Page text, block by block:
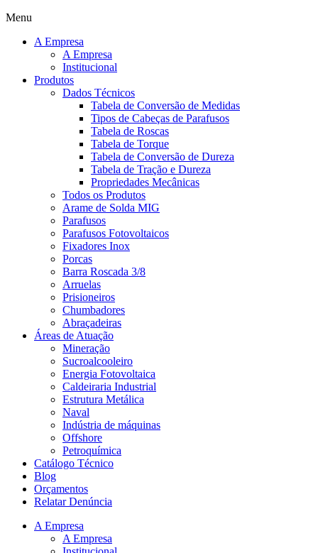
Menu
A Empresa
A Empresa
Institucional
Produtos
Dados Técnicos
Tabela de Conversão de Medidas
Tipos de Cabeças de Parafusos
Tabela de Roscas
Tabela de Torque
Tabela de Conversão de Dureza
Tabela de Tração e Dureza
Propriedades Mecânicas
Todos os Produtos
Arame de Solda MIG
Parafusos
Parafusos Fotovoltaicos
Fixadores Inox
Porcas
Barra Roscada 3/8
Arruelas
Prisioneiros
Chumbadores
Abraçadeiras
Áreas de Atuação
Mineração
Sucroalcooleiro
Energia Fotovoltaica
Caldeiraria Industrial
Estrutura Metálica
Naval
Indústria de máquinas
Offshore
Petroquímica
Catálogo Técnico
Blog
Orçamentos
Relatar Denúncia
A Empresa
A Empresa